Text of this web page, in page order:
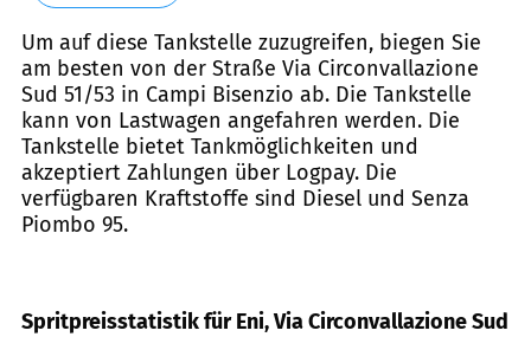
Um auf diese Tankstelle zuzugreifen, biegen Sie
am besten von der Straße Via Circonvallazione
Sud 51/53 in Campi Bisenzio ab. Die Tankstelle
kann von Lastwagen angefahren werden. Die
Tankstelle bietet Tankmöglichkeiten und
akzeptiert Zahlungen über Logpay. Die
verfügbaren Kraftstoffe sind Diesel und Senza
Piombo 95.
Spritpreisstatistik für Eni, Via Circonvallazione Sud